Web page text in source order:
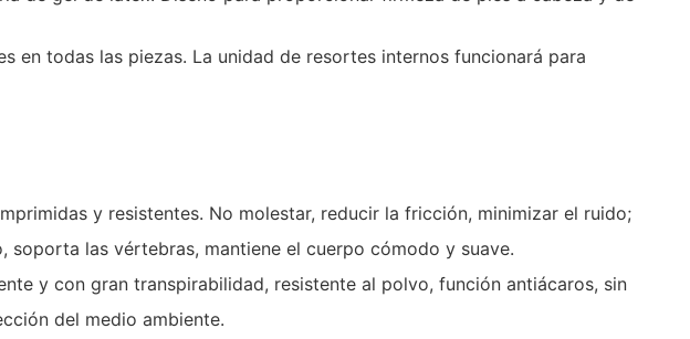
en todas las piezas. La unidad de resortes internos funcionará para
y resistentes. No molestar, reducir la fricción, minimizar el ruido;
las vértebras, mantiene el cuerpo cómodo y suave.
y con gran transpirabilidad, resistente al polvo, función antiácaros, sin
del medio ambiente.